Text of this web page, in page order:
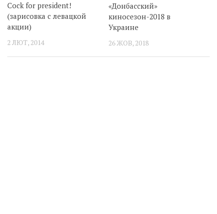
Cock for president!
(зарисовка с левацкой
акции)
2 ЛЮТ, 2014
«Донбасский»
киносезон-2018 в
Украине
26 ЖОВ, 2018